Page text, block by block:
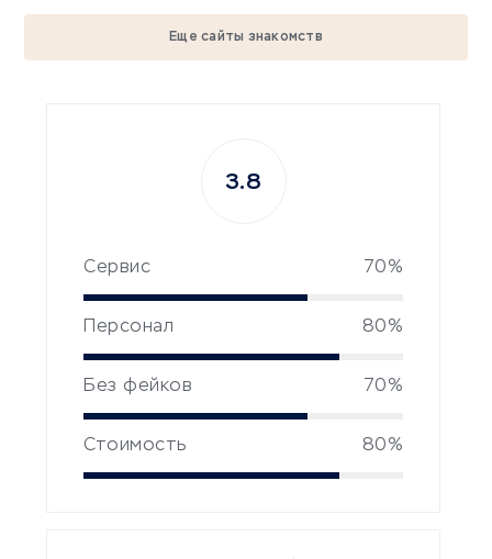
Еще сайты знакомств
Сервис 70%
Персонал 80%
Без фейков 70%
Стоимость 80%
3.8